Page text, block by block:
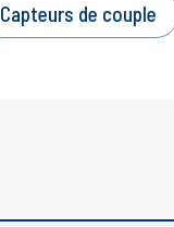
Capteurs de couple